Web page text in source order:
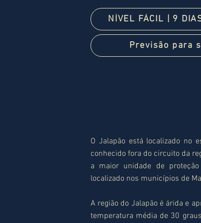
NÍVEL FÁCIL | 9
Previsão para
O Jalapão está localizado no
conhecido fora do circuito da
a maior unidade de
localizado nos municípios de
A região do Jalapão é árida e
temperatura média de 30